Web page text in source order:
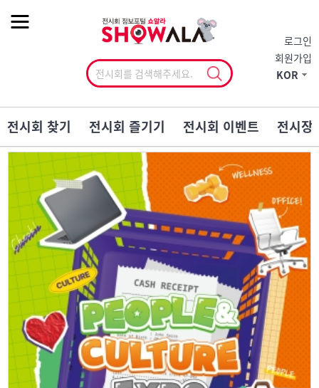
로그인
회원가입
KOR
전시회 찾기 전시회 즐기기 전시회 이벤트 전시장